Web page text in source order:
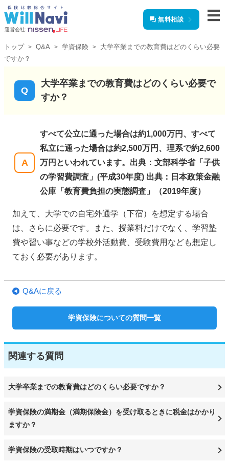
運営会社:
無料相談
トップ Q&A 学資保険
大学卒業までの教育費はどのくらい必要
ですか？
大学卒業までの教育費はどのくらい必要で
すか？
すべて公立に通った場合は約1,000万円、すべて
私立に通った場合は約2,500万円、理系で約2,600
万円といわれています。出典：文部科学省「子供
の学習費調査」(平成30年度) 出典：日本政策金融
公庫「教育費負担の実態調査」（2019年度）
加えて、大学での自宅外通学（下宿）を想定する場合
は、さらに必要です。また、授業料だけでなく、学習塾
費や習い事などの学校外活動費、受験費用なども想定し
ておく必要があります。
Q&Aに戻る
学資保険についての質問一覧
関連する質問
大学卒業までの教育費はどのくらい必要ですか？
学資保険の満期金（満期保険金）を受け取るときに税金はかかり
ますか？
学資保険の受取時期はいつですか？